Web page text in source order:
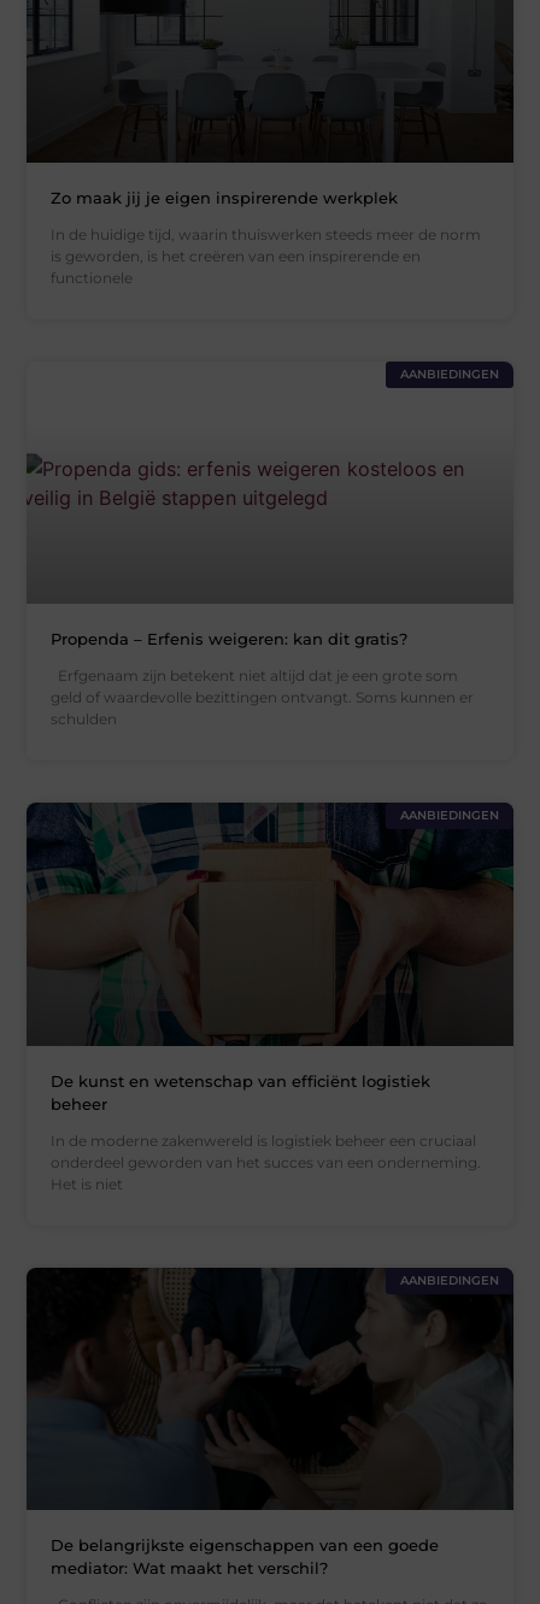
Zo maak jij je eigen inspirerende werkplek
In de huidige tijd, waarin thuiswerken steeds meer de norm
is geworden, is het creëren van een inspirerende en
functionele
AANBIEDINGEN
Propenda – Erfenis weigeren: kan dit gratis?
Erfgenaam zijn betekent niet altijd dat je een grote som
geld of waardevolle bezittingen ontvangt. Soms kunnen er
schulden
AANBIEDINGEN
De kunst en wetenschap van efficiënt logistiek
beheer
In de moderne zakenwereld is logistiek beheer een cruciaal
onderdeel geworden van het succes van een onderneming.
Het is niet
AANBIEDINGEN
De belangrijkste eigenschappen van een goede
mediator: Wat maakt het verschil?